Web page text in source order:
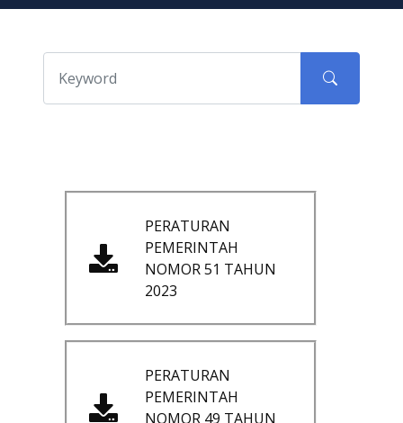
PERATURAN
PEMERINTAH
NOMOR 51 TAHUN
2023
PERATURAN
PEMERINTAH
NOMOR 49 TAHUN